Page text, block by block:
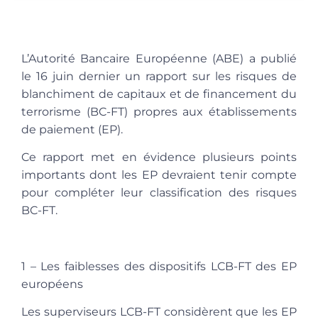
L’Autorité Bancaire Européenne (ABE) a publié
le 16 juin dernier un rapport sur les risques de
blanchiment de capitaux et de financement du
terrorisme (BC-FT) propres aux établissements
de paiement (EP).
Ce rapport met en évidence plusieurs points
importants dont les EP devraient tenir compte
pour compléter leur classification des risques
BC-FT.
1 – Les faiblesses des dispositifs LCB-FT des EP
européens
Les superviseurs LCB-FT considèrent que les EP